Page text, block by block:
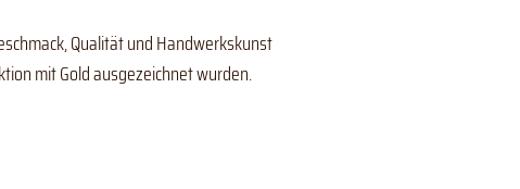
Qualität und Handwerkskunst
mit Gold ausgezeichnet wurden.